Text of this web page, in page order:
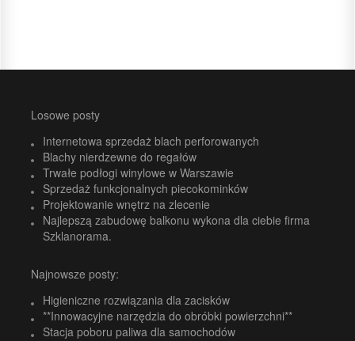
Losowe posty
Internetowa sprzedaż blach perforowanych
Blachy nierdzewne do regałów
Trwałe podłogi winylowe w Warszawie
Sprzedaż funkcjonalnych piecokominków
Projektowanie wnętrz na zlecenie
Najlepszą zabudowę balkonu wykona dla ciebie firma
Szklanorama.
Najnowsze posty:
Higieniczne rozwiązania dla zacisków
**Innowacyjne narzędzia do obróbki powierzchni**
Stacja poboru paliwa dla samochodów